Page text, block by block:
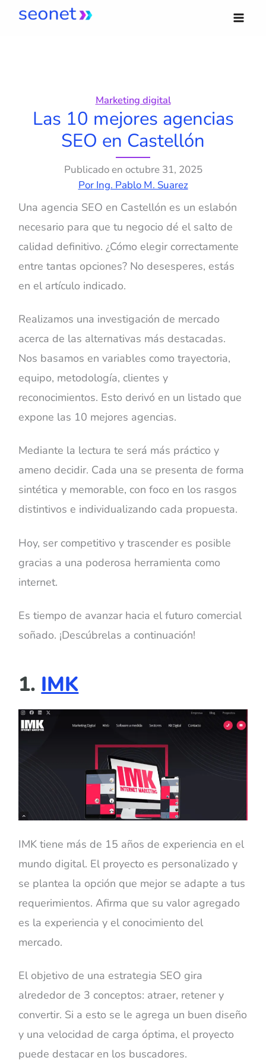
Marketing digital
Las 10 mejores agencias
SEO en Castellón
Publicado en octubre 31, 2025
PorIng. Pablo M. Suarez
Una agencia SEO en Castellón es un eslabón
necesario para que tu negocio dé el salto de
calidad definitivo. ¿Cómo elegir correctamente
entre tantas opciones? No desesperes, estás
en el artículo indicado.
Realizamos una investigación de mercado
acerca de las alternativas más destacadas.
Nos basamos en variables como trayectoria,
equipo, metodología, clientes y
reconocimientos. Esto derivó en un listado que
expone las 10 mejores agencias.
Mediante la lectura te será más práctico y
ameno decidir. Cada una se presenta de forma
sintética y memorable, con foco en los rasgos
distintivos e individualizando cada propuesta.
Hoy, ser competitivo y trascender es posible
gracias a una poderosa herramienta como
internet.
Es tiempo de avanzar hacia el futuro comercial
soñado. ¡Descúbrelas a continuación!
1. IMK
IMK tiene más de 15 años de experiencia en el
mundo digital. El proyecto es personalizado y
se plantea la opción que mejor se adapte a tus
requerimientos. Afirma que su valor agregado
es la experiencia y el conocimiento del
mercado.
El objetivo de una estrategia SEO gira
alrededor de 3 conceptos: atraer, retener y
convertir. Si a esto se le agrega un buen diseño
y una velocidad de carga óptima, el proyecto
puede destacar en los buscadores.